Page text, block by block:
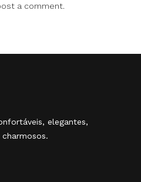
a comment.
elegantes,